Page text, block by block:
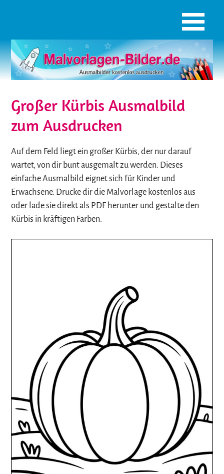
Großer Kürbis Ausmalbild
zum Ausdrucken
Auf dem Feld liegt ein großer Kürbis, der nur darauf
wartet, von dir bunt ausgemalt zu werden. Dieses
einfache Ausmalbild eignet sich für Kinder und
Erwachsene. Drucke dir die Malvorlage kostenlos aus
oder lade sie direkt als PDF herunter und gestalte den
Kürbis in kräftigen Farben.